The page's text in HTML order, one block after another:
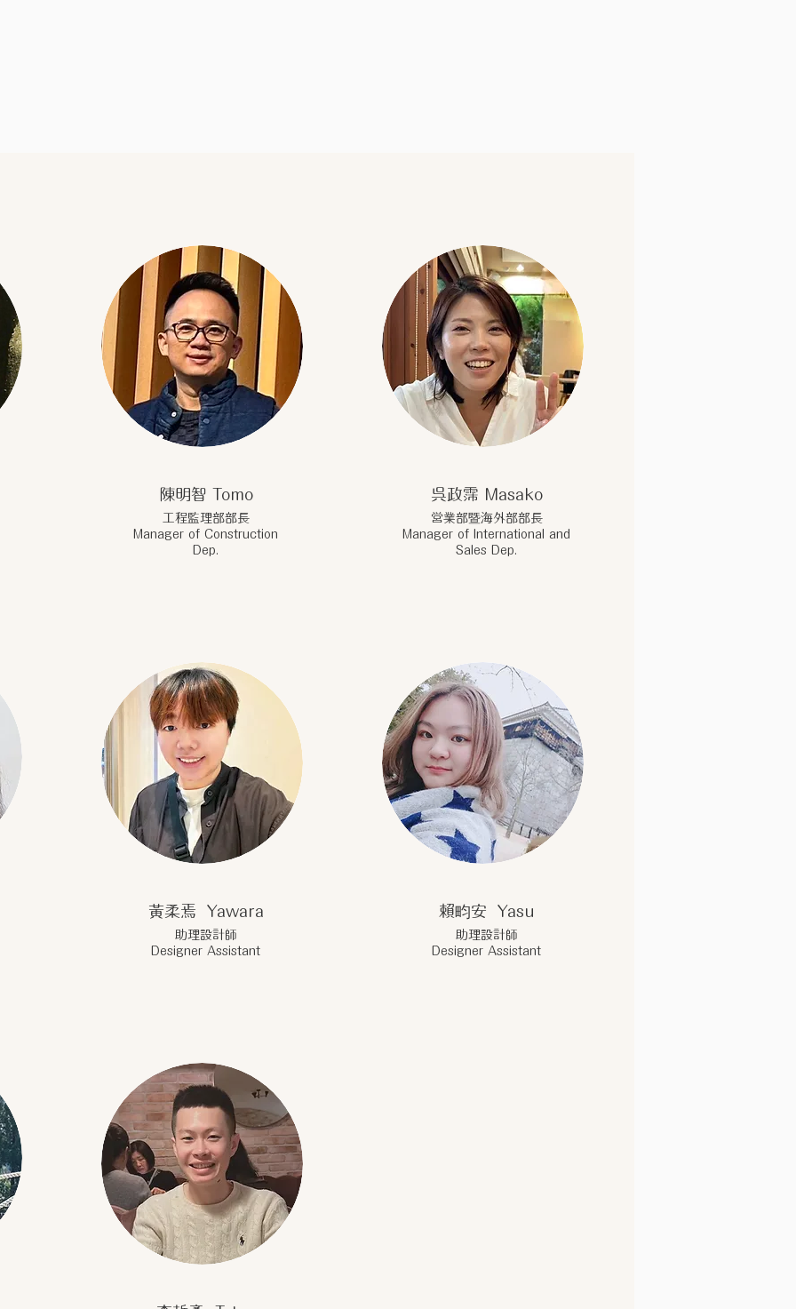
陳明智 Tomo
工程監理部部長
Manager of Construction
Dep.
黃柔焉 Yawara
助理設計師
Designer Assistant
呉政霈 Masako
営業部暨海外部部長
Manager of International and
Sales Dep.
賴畇安 Yasu
助理設計師
Designer Assistant